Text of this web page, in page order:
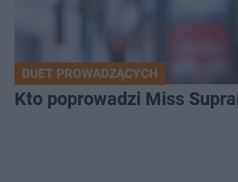
DUET PROWADZĄCYCH
Kto poprowadzi Miss